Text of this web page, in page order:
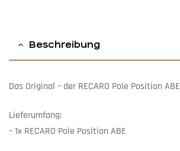
Beschreibung
Das Original – der RECARO Pole Position ABE
Lieferumfang:
– 1x RECARO Pole Position ABE